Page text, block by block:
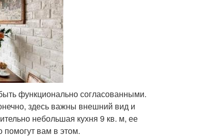
функционально согласованными.
здесь важны внешний вид и
небольшая кухня 9 кв. м, ее
вам в этом.